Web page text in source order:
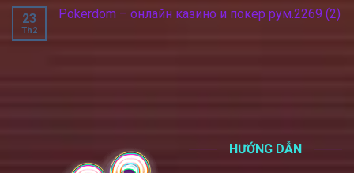
23
Th2
Pokerdom – онлайн казино и покер рум.2269 (2)
HƯỚNG DẪN